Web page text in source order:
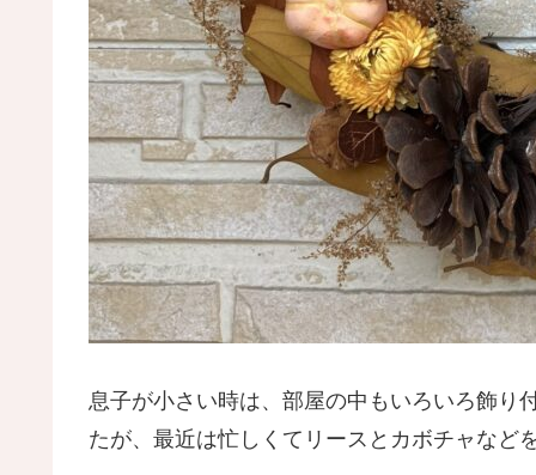
息子が小さい時は、部屋の中もいろいろ飾り
たが、最近は忙しくてリースとカボチャなど